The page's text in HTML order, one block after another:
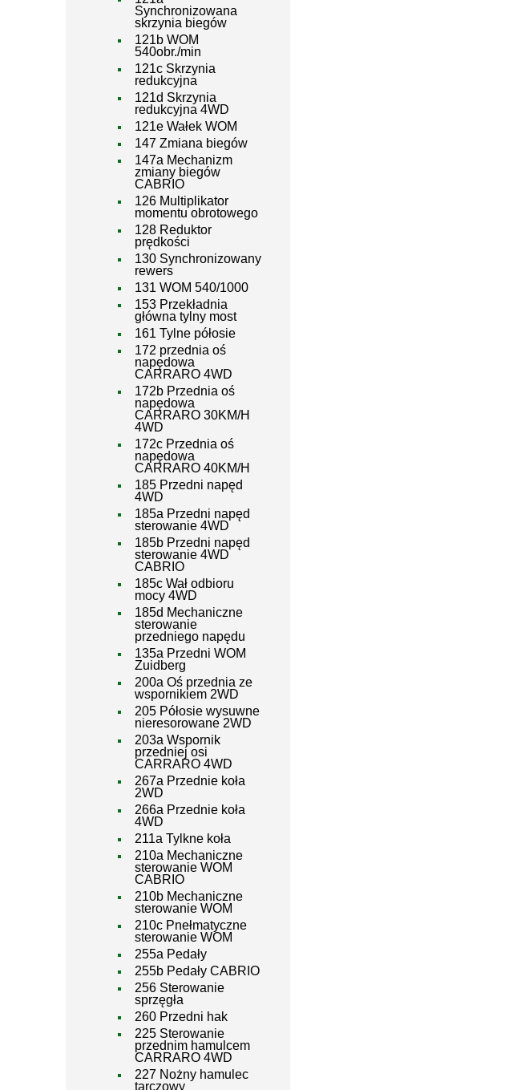
Synchronizowana
skrzynia biegów
121b WOM
540obr./min
121c Skrzynia
redukcyjna
121d Skrzynia
redukcyjna 4WD
121e Wałek WOM
147 Zmiana biegów
147a Mechanizm
zmiany biegów
CABRIO
126 Multiplikator
momentu obrotowego
128 Reduktor
prędkości
130 Synchronizowany
rewers
131 WOM 540/1000
153 Przekładnia
główna tylny most
161 Tylne półosie
172 przednia oś
napędowa
CARRARO 4WD
172b Przednia oś
napędowa
CARRARO 30KM/H
4WD
172c Przednia oś
napędowa
CARRARO 40KM/H
185 Przedni napęd
4WD
185a Przedni napęd
sterowanie 4WD
185b Przedni napęd
sterowanie 4WD
CABRIO
185c Wał odbioru
mocy 4WD
185d Mechaniczne
sterowanie
przedniego napędu
135a Przedni WOM
Zuidberg
200a Oś przednia ze
wspornikiem 2WD
205 Półosie wysuwne
nieresorowane 2WD
203a Wspornik
przedniej osi
CARRARO 4WD
267a Przednie koła
2WD
266a Przednie koła
4WD
211a Tylkne koła
210a Mechaniczne
sterowanie WOM
CABRIO
210b Mechaniczne
sterowanie WOM
210c Pnełmatyczne
sterowanie WOM
255a Pedały
255b Pedały CABRIO
256 Sterowanie
sprzęgła
260 Przedni hak
225 Sterowanie
przednim hamulcem
CARRARO 4WD
227 Nożny hamulec
tarczowy